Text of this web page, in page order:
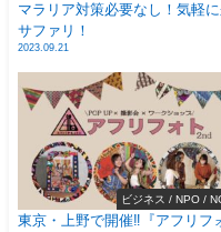
マラリア対策必要なし！気軽
サファリ！
2023.09.21
ビジネス / NPO /
東京・上野で開催‼️『アフリフ